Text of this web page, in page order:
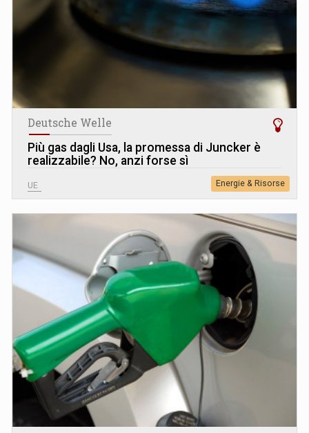
Deutsche Welle
Più gas dagli Usa, la promessa di Juncker è
realizzabile? No, anzi forse sì
UE Energie & Risorse